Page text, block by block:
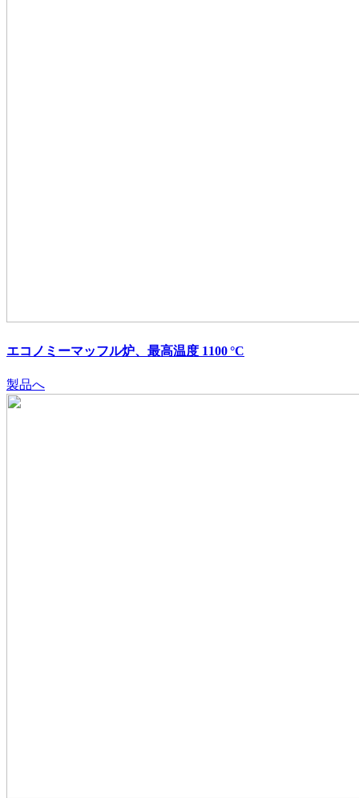
エコノミーマッフル炉、最高温度 1100 °C
製品へ